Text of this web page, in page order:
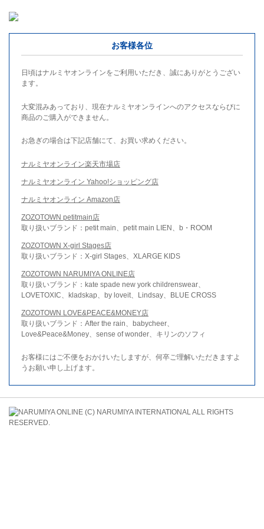
お客様各位
日頃はナルミヤオンラインをご利用いただき、誠にありがとうござい
ます。
大変混みあっており、現在ナルミヤオンラインへのアクセスならびに
商品のご購入ができません。
お急ぎの場合は下記店舗にて、お買い求めください。
ナルミヤオンライン楽天市場店
ナルミヤオンライン Yahoo!ショッピング店
ナルミヤオンライン Amazon店
ZOZOTOWN petitmain店
取り扱いブランド：petit main、petit main LIEN、b・ROOM
ZOZOTOWN X-girl Stages店
取り扱いブランド：X-girl Stages、XLARGE KIDS
ZOZOTOWN NARUMIYA ONLINE店
取り扱いブランド：kate spade new york childrenswear、
LOVETOXIC、kladskap、by loveit、Lindsay、BLUE CROSS
ZOZOTOWN LOVE&PEACE&MONEY店
取り扱いブランド：After the rain、babycheer、
Love&Peace&Money、sense of wonder、キリンのソフィ
お客様にはご不便をおかけいたしますが、何卒ご理解いただきますよ
うお願い申し上げます。